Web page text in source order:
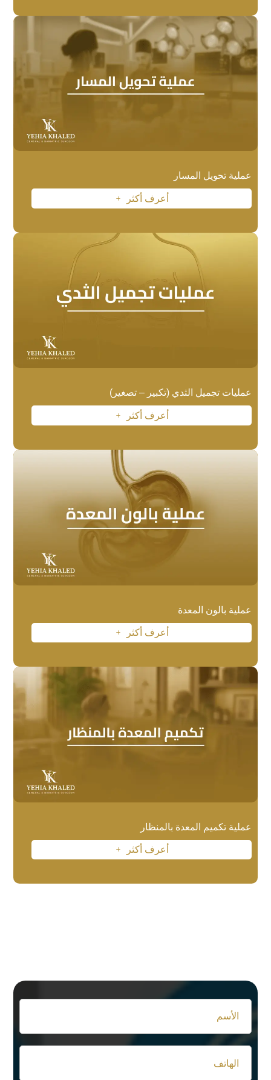
عملية تحويل المسار
أعرف أكثر L
عمليات تجميل الثدي (تكبير – تصغير)
أعرف أكثر L
عملية بالون المعدة
أعرف أكثر L
عملية تكميم المعدة بالمنظار
أعرف أكثر L